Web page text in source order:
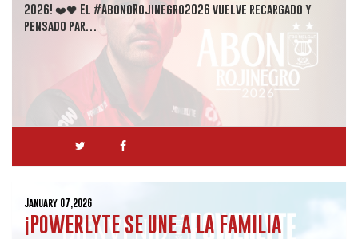
2026! ❤️🖤 El #AbonoRojinegro2026 vuelve recargado y
pensado par…
January 07,2026
¡POWERLYTE SE UNE A LA FAMILIA